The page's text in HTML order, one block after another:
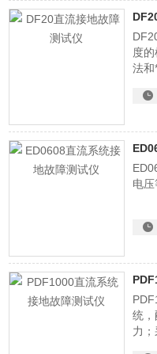
度
法和
指
电
统，
力